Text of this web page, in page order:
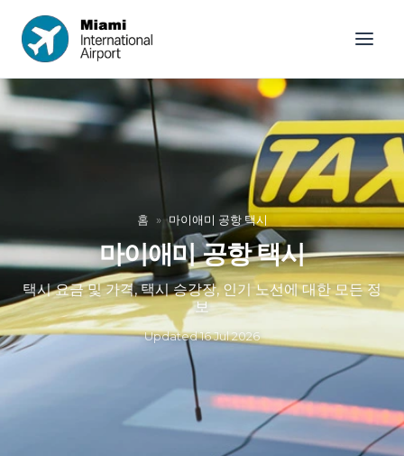
홈 » 마이애미 공항 택시
마이애미 공항 택시
택시 요금 및 가격, 택시 승강장, 인기 노선에 대한 모든 정
보
Updated16 Jul 2026